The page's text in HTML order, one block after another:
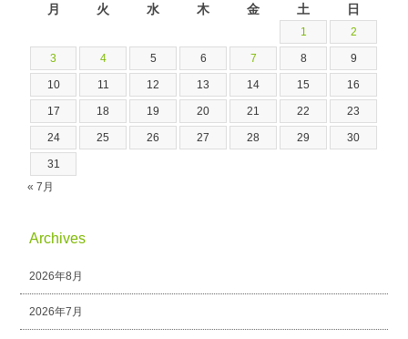
月 火 水 木 金 土 日
1 2
3 4 5 6 7 8 9
10 11 12 13 14 15 16
17 18 19 20 21 22 23
24 25 26 27 28 29 30
31
« 7月
Archives
2026年8月
2026年7月